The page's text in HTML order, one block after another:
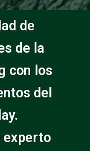
de
de la
con los
del
experto